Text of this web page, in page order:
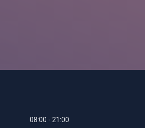
08:00
21:00